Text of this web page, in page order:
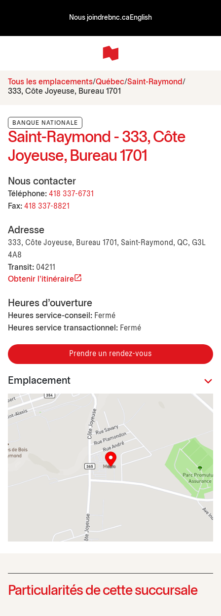
Nous joindrebnc.ca English
Tous les emplacements Québec Saint-Raymond
333, Côte Joyeuse, Bureau 1701
BANQUE NATIONALE
Saint-Raymond - 333, Côte
Joyeuse, Bureau 1701
Nous contacter
Téléphone: 418 337-6731
Fax: 418 337-8821
Adresse
333, Côte Joyeuse, Bureau 1701, Saint-Raymond, QC, G3L
4A8
Transit: 04211
Obtenir l'itinéraire
Heures d'ouverture
Heures service-conseil: Fermé
Heures service transactionnel: Fermé
Prendre un rendez-vous
Emplacement
Particularités de cette succursale